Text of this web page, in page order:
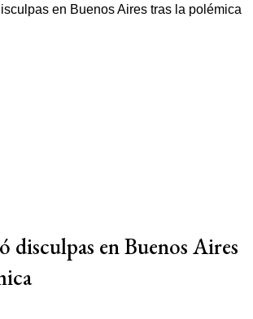
disculpas en Buenos Aires